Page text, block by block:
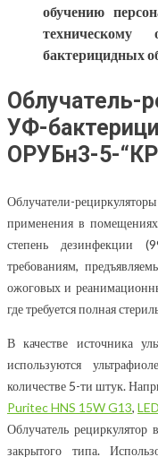
обучению
бактерицидных
Облучатель-
УФ-
ОРУБн3-5-
Облучатели-
применения в
степень дезинфекции
требованиям,
ожоговых и
где требуется полная
В качестве источника
используются
количестве 5-ти штук.
Puritec HNS 15W G13,
Облучатель
закрытого типа.